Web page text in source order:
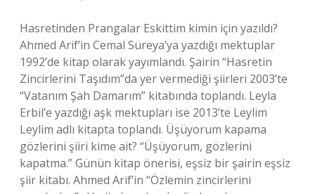
Hasretinden Prangalar Eskittim kimin için yazıldı?
Ahmed Arif’in Cemal Süreya’ya yazdığı mektuplar
1992’de kitap olarak yayımlandı. Şairin “Hasretin
Zincirlerini Taşıdım”da yer vermediği şiirleri 2003’te
“Vatanım Şah Damarım” kitabında toplandı. Leyla
Erbil’e yazdığı aşk mektupları ise 2013’te Leylim
Leylim adlı kitapta toplandı. Üşüyorum kapama
gözlerini şiiri kime ait? “Üşüyorum, gözlerini
kapatma.” Günün kitap önerisi, eşsiz bir şairin eşsiz
şiir kitabı. Ahmed Arif’in “Özlemin zincirlerini